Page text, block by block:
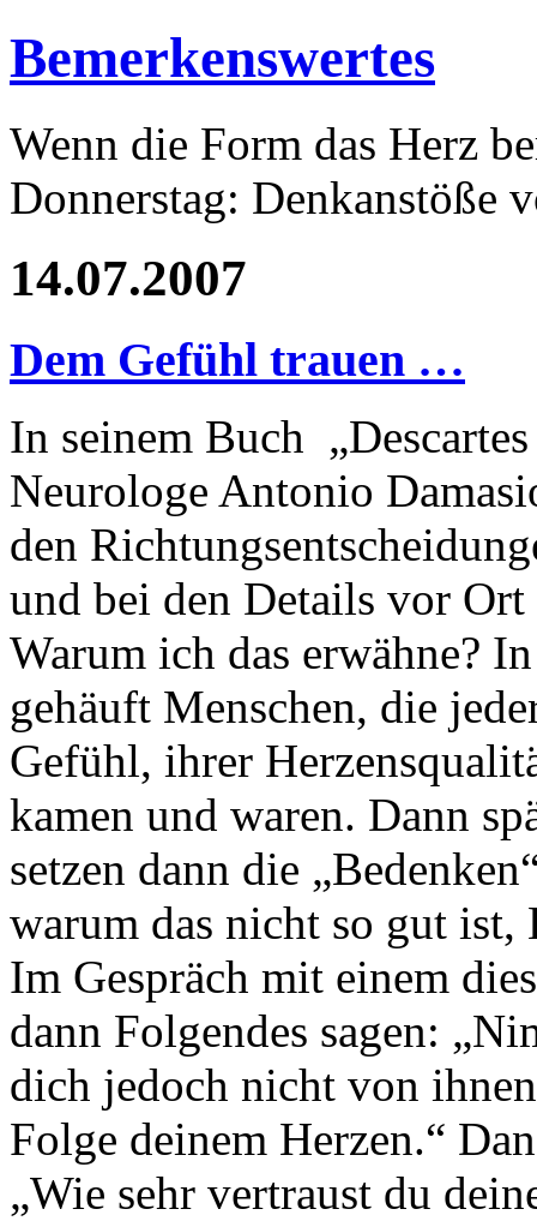
Bemerkenswertes
Wenn die Form das Herz
Donnerstag: Denkanstöße
14.07.2007
Dem Gefühl trauen …
In seinem Buch
Neurologe Antonio
den
und bei den Details vor
Warum ich das erwähne?
gehäuft Menschen, die
Gefühl, ihrer
kamen und waren. Dann
setzen dann die
warum das nicht so gut
Im Gespräch mit einem
dann Folgendes sagen:
dich jedoch nicht von
Folge deinem Herzen.“
„Wie sehr vertraust du